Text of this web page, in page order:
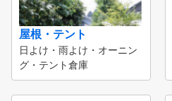
屋根・テント
日よけ・雨よけ・オーニン
グ・テント倉庫